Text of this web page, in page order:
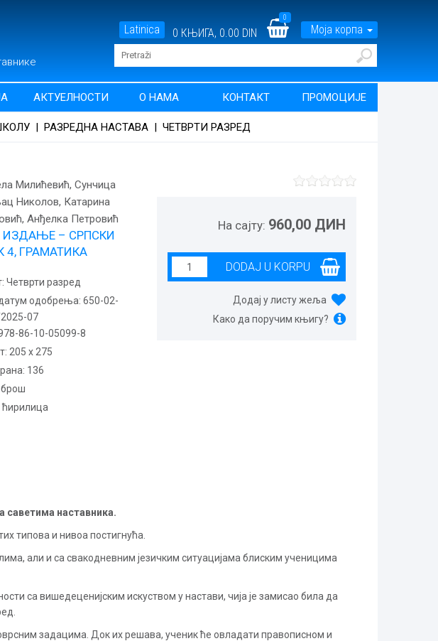
Latinica 0 КЊИГА, 0.00 DIN
0
Моја корпа
АКТУЕЛНОСТИ О НАМА КОНТАКТ ПРОМОЦИЈЕ
| РАЗРЕДНА НАСТАВА | ЧЕТВРТИ РАЗРЕД
Милићевић, Сунчица
Николов, Катарина
Анђелка Петровић
ИЗДАЊЕ – СРПСКИ
4, ГРАМАТИКА
Четврти разред
датум одобрења: 650-02-
07
86-10-05099-8
205 x 275
136
брош
ћирилица
На сајту: 960,00 ДИН
Додај у листу жеља
Како да поручим књигу?
саветима наставника.
типова и нивоа постигнућа.
али и са свакодневним језичким ситуацијама блиским ученицима
са вишедеценијским искуством у настави, чија је замисао била да
задацима. Док их решава, ученик ће овладати правописном и